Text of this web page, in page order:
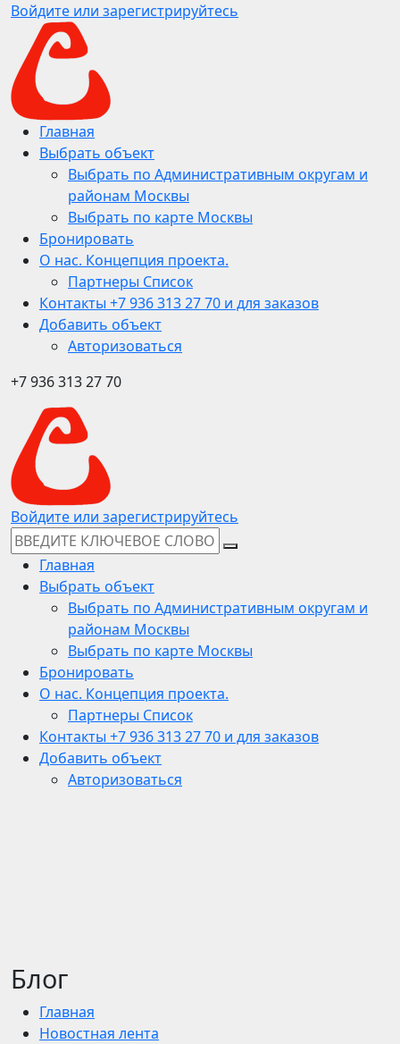
Войдите или зарегистрируйтесь
Главная
Выбрать объект
Выбрать по Административным округам и
районам Москвы
Выбрать по карте Москвы
Бронировать
О нас. Концепция проекта.
Партнеры Список
Контакты +7 936 313 27 70 и для заказов
Добавить объект
Авторизоваться
+7 936 313 27 70
Войдите или зарегистрируйтесь
Главная
Выбрать объект
Выбрать по Административным округам и
районам Москвы
Выбрать по карте Москвы
Бронировать
О нас. Концепция проекта.
Партнеры Список
Контакты +7 936 313 27 70 и для заказов
Добавить объект
Авторизоваться
Блог
Главная
Новостная лента